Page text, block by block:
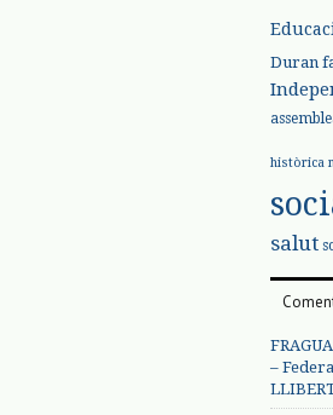
Duran
històrica
salut
–